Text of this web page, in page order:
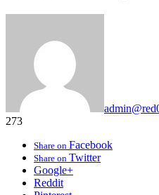
273
Share on Facebook
Share on Twitter
Google+
Reddit